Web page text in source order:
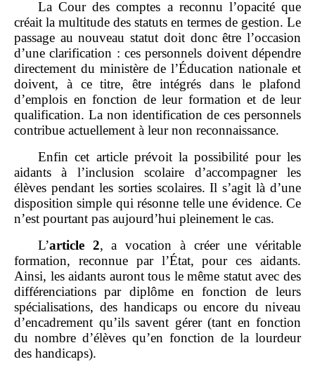
La Cour des comptes a reconnu l’opacité que
créait la multitude des statuts en termes de gestion. Le
passage au nouveau statut doit donc être l’occasion
d’une clarification : ces personnels doivent dépendre
directement du ministère de l’Éducation nationale et
doivent, à ce titre, être intégrés dans le plafond
d’emplois en fonction de leur formation et de leur
qualification. La non identification de ces personnels
contribue actuellement à leur non reconnaissance.
Enfin cet article prévoit la possibilité pour les
aidants à l’inclusion scolaire d’accompagner les
élèves pendant les sorties scolaires. Il s’agit là d’une
disposition simple qui résonne telle une évidence. Ce
n’est pourtant pas aujourd’hui pleinement le cas.
L’article 2, a vocation à créer une véritable
formation, reconnue par l’État, pour ces aidants.
Ainsi, les aidants auront tous le même statut avec des
différenciations par diplôme en fonction de leurs
spécialisations, des handicaps ou encore du niveau
d’encadrement qu’ils savent gérer (tant en fonction
du nombre d’élèves qu’en fonction de la lourdeur
des handicaps).